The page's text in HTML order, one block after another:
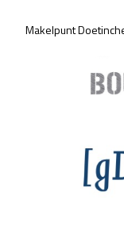
Makelpunt